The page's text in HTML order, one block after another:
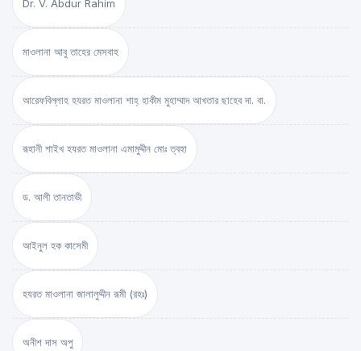
Dr. V. Abdur Rahim
মাওলানা আবু তাহের মেসবাহ
আরেফবিল্লাহ হযরত মাওলানা শাহ্ হাকীম মুহাম্মাদ আখতার ছাহেব দা. বা.
রূহানী শাইখ হযরত মাওলানা এমামুদ্দীন মোঃ ত্বহা
ড. আলী তানতাভী
আইনুল হক কাসেমী
হযরত মাওলানা জালালুদ্দীন রূমী (রহঃ)
অনীশ দাস অপু